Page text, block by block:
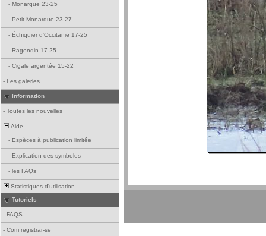
- Monarque 23-25
- Petit Monarque 23-27
- Échiquier d'Occitanie 17-25
- Ragondin 17-25
- Cigale argentée 15-22
- Les galeries
Information
- Toutes les nouvelles
Aide
- Espèces à publication limitée
- Explication des symboles
- les FAQs
Statistiques d'utilisation
Tutoriels
- FAQS
- Com registrar-se